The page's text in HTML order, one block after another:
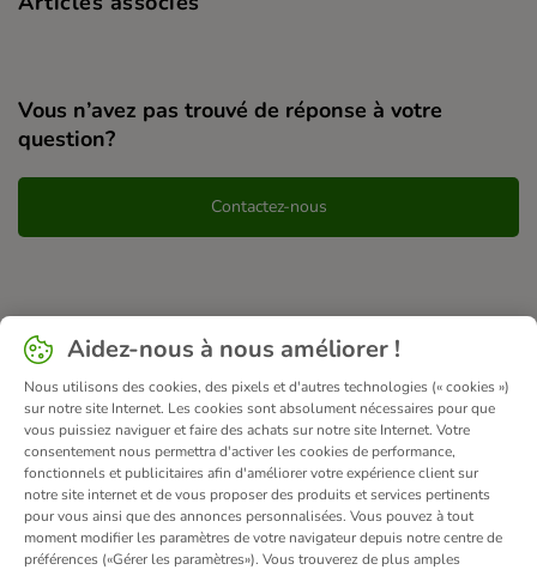
Vous n’avez pas trouvé de réponse à votre
question?
Contactez-nous
Aidez-nous à nous améliorer !
Nous utilisons des cookies, des pixels et d'autres technologies (« cookies »)
sur notre site Internet. Les cookies sont absolument nécessaires pour que
vous puissiez naviguer et faire des achats sur notre site Internet. Votre
consentement nous permettra d'activer les cookies de performance,
fonctionnels et publicitaires afin d'améliorer votre expérience client sur
notre site internet et de vous proposer des produits et services pertinents
pour vous ainsi que des annonces personnalisées. Vous pouvez à tout
moment modifier les paramètres de votre navigateur depuis notre centre de
préférences («Gérer les paramètres»). Vous trouverez de plus amples